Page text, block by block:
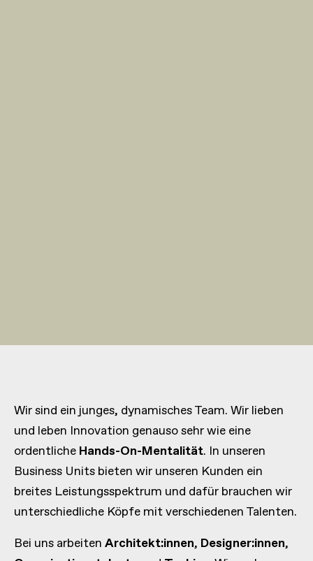
Wir sind ein junges, dynamisches Team. Wir lieben
und leben Innovation genauso sehr wie eine
ordentliche Hands-On-Mentalität. In unseren
Business Units bieten wir unseren Kunden ein
breites Leistungsspektrum und dafür brauchen wir
unterschiedliche Köpfe mit verschiedenen Talenten.
Bei uns arbeiten Architekt:innen, Designer:innen,